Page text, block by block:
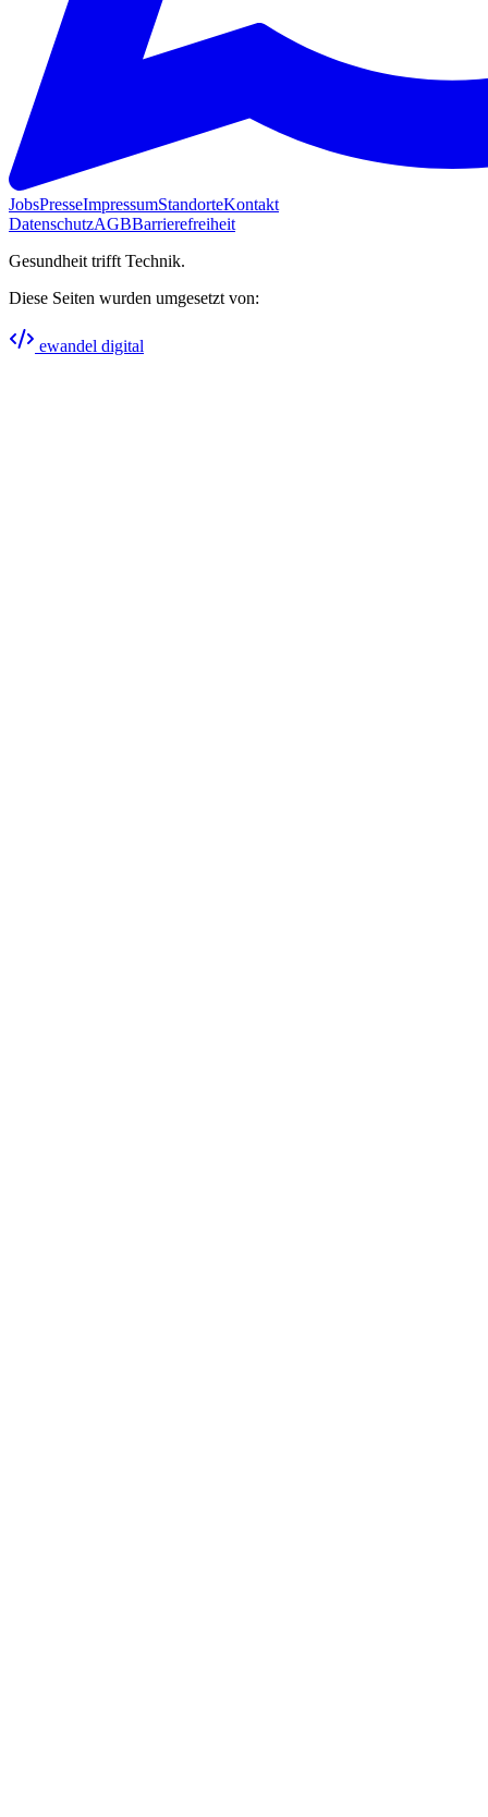
JobsPresseImpressumStandorteKontakt
DatenschutzAGBBarrierefreiheit
Gesundheit trifft Technik.
Diese Seiten wurden umgesetzt von:
ewandel digital